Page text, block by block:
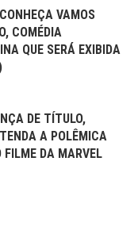
VAMOS
COMÉDIA
QUE SERÁ EXIBIDA
DE TÍTULO,
A POLÊMICA
FILME DA MARVEL